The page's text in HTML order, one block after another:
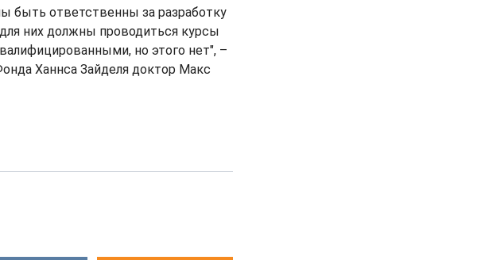
быть ответственны за разработку
них должны проводиться курсы
но этого нет", –
Ханнса Зайделя доктор Макс